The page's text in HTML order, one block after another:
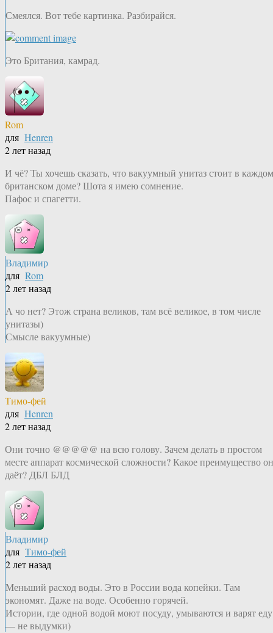
Смеялся. Вот тебе картинка. Разбирайся.
Это Британия, камрад.
Rom
для Henren
2 лет назад
И чё? Ты хочешь сказать, что вакуумный унитаз стоит в каждом
британском доме? Шота я имею сомнение.
Пафос и спагетти.
Владимир
для Rom
2 лет назад
А чо нет? Этож страна великов, там всё великое, в том числе
унитазы)
Смысле вакуумные)
Тимо-фей
для Henren
2 лет назад
Они точно @@@@@ на всю голову. Зачем делать в простом
месте аппарат космической сложности? Какое преимущество он
даёт? ДБЛ БЛД
Владимир
для Тимо-фей
2 лет назад
Меньший расход воды. Это в России вода копейки. Там
экономят. Даже на воде. Особенно горячей.
Истории, где одной водой моют посуду, умываются и варят еду
— не выдумки)